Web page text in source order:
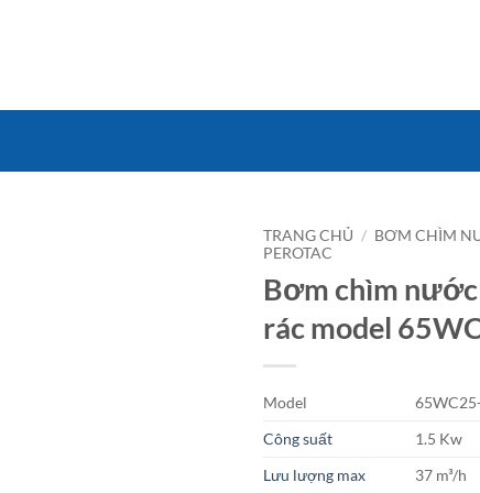
TRANG CHỦ / BƠM CHÌM
PEROTAC
Bơm chìm
rác model
Model
Công suất
1.5 Kw
Lưu lượng max
37 m³/h